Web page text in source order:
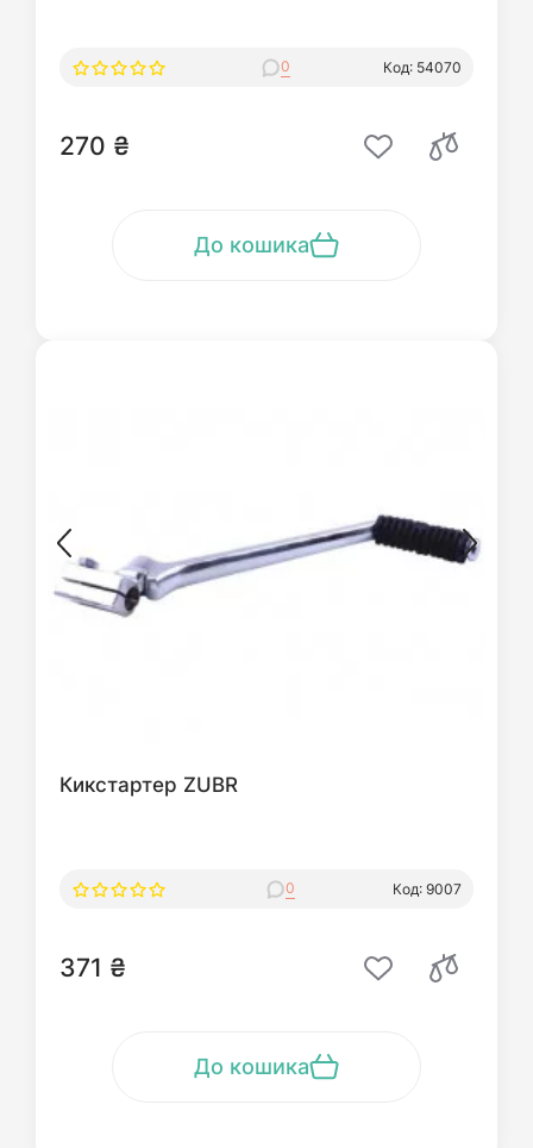
0 Код: 54070
270 ₴
До кошика
Кикстартер ZUBR
0 Код: 9007
371 ₴
До кошика